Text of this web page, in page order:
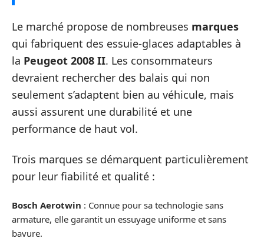
Le marché propose de nombreuses marques
qui fabriquent des essuie-glaces adaptables à
la Peugeot 2008 II. Les consommateurs
devraient rechercher des balais qui non
seulement s’adaptent bien au véhicule, mais
aussi assurent une durabilité et une
performance de haut vol.
Trois marques se démarquent particulièrement
pour leur fiabilité et qualité :
Bosch Aerotwin : Connue pour sa technologie sans
armature, elle garantit un essuyage uniforme et sans
bavure.